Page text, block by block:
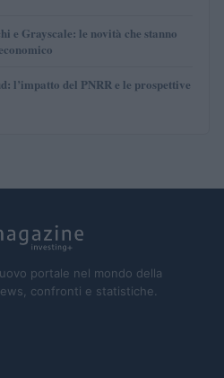
e Grayscale: le novità che stanno
l’impatto del PNRR e le prospettive
portale nel mondo della
confronti e statistiche.